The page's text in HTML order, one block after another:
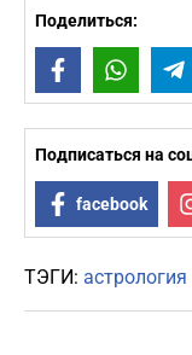
Поделиться:
Facebook
Подписаться на
facebook
ТЭГИ: астрология